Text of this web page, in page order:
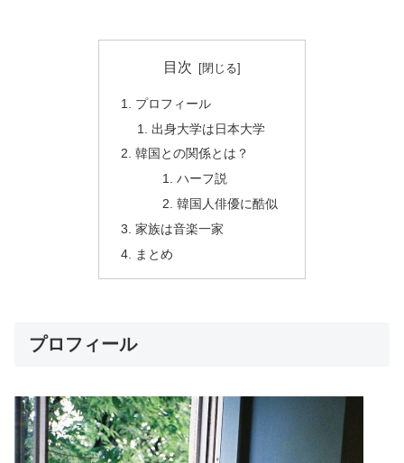
目次
プロフィール
出身大学は日本大学
韓国との関係とは？
ハーフ説
韓国人俳優に酷似
家族は音楽一家
まとめ
プロフィール